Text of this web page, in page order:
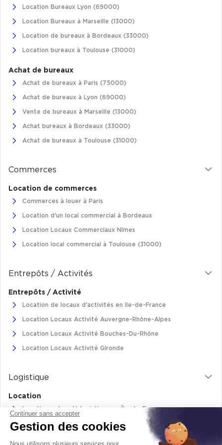
Plateaux opérés
Plateaux opérés à Paris
Plateaux opérés à Lyon
Plateaux opérés à Neuilly-sur-Seine
Plateaux opérés à Saint-Ouen
Plateaux opérés à Boulogne-Billancourt
Collections Flex / Coworking
Bureaux privés avec terrasse
Guide & Conseils
Livrets blancs & Études
Cas Clients
Location Bureaux Lyon (69000)
Location Bureaux à Marseille (13000)
Location de bureaux à Bordeaux (33000)
Location bureaux à Toulouse (31000)
Achat de bureaux
Achat de bureaux à Paris (75000)
Achat de bureaux à Lyon (69000)
Vente de bureaux à Marseille (13000)
Achat bureaux à Bordeaux (33000)
Achat de bureaux à Toulouse (31000)
Commerces
Location de commerces
Commerces à louer à Paris
Location d'un local commercial à Bordeaux
Location Locaux Commerciaux Nîmes
Location local commercial à Toulouse (31000)
Entrepôts / Activités
Entrepôts / Activité
Location de locaux d'activités en Ile-de-France
Location Locaux Activité Auvergne-Rhône-Alpes
Location Locaux Activité Bouches-Du-Rhône
Location Locaux Activité Gironde
Logistique
Location
Location entrepôt logistique en Île-de-France
Location entrepôt logistique Pas-de-Calais
Location de bâtiments logistiques en Auvergne-Rhône-Alpes
Continuer sans accepter
Gestion des cookies